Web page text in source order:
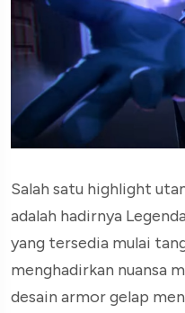
Salah satu highlight
adalah hadirnya
yang tersedia mulai
menghadirkan nuansa
desain armor gelap